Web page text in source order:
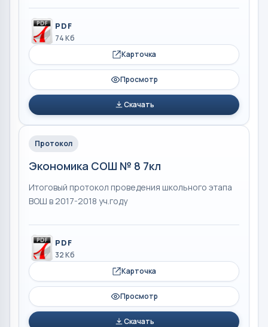
PDF
74 Кб
Карточка
Просмотр
Скачать
Протокол
Экономика СОШ № 8 7кл
Итоговый протокол проведения школьного этапа
ВОШ в 2017-2018 уч.году
PDF
32 Кб
Карточка
Просмотр
Скачать